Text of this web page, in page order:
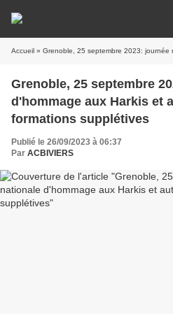
Accueil » Grenoble, 25 septembre 2023: journée nationale d'hommage
Grenoble, 25 septembre
d'hommage aux Harkis et
formations supplétives
Publié le 26/09/2023 à 06:37
Par ACBIVIERS